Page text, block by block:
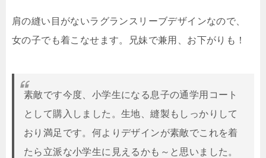
肩の縫い目がないラグランスリーブデザインなので、
女の子でも着こなせます。兄妹で兼用、お下がりも！
素敵です今度、小学生になる息子の通学用コート
として購入しました。生地、縫製もしっかりして
おり満足です。何よりデザインが素敵でこれを着
たら立派な小学生に見えるかも～と思いました。